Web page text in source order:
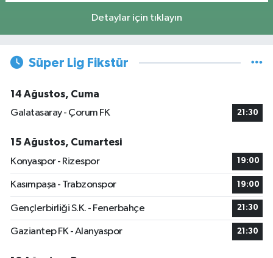
Detaylar için tıklayın
Süper Lig Fikstür
14 Ağustos, Cuma
Galatasaray - Çorum FK
21:30
15 Ağustos, Cumartesi
Konyaspor - Rizespor
19:00
Kasımpaşa - Trabzonspor 19:00
Gençlerbirliği S.K. - Fenerbahçe 21:30
Gaziantep FK - Alanyaspor 21:30